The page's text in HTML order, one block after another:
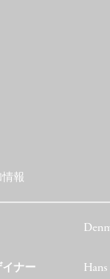
報
イナー Hans